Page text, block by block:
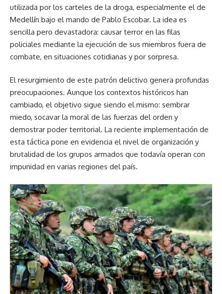
utilizada por los carteles de la droga, especialmente el de
Medellín bajo el mando de Pablo Escobar. La idea es
sencilla pero devastadora: causar terror en las filas
policiales mediante la ejecución de sus miembros fuera de
combate, en situaciones cotidianas y por sorpresa.
El resurgimiento de este patrón delictivo genera profundas
preocupaciones. Aunque los contextos históricos han
cambiado, el objetivo sigue siendo el mismo: sembrar
miedo, socavar la moral de las fuerzas del orden y
demostrar poder territorial. La reciente implementación de
esta táctica pone en evidencia el nivel de organización y
brutalidad de los grupos armados que todavía operan con
impunidad en varias regiones del país.